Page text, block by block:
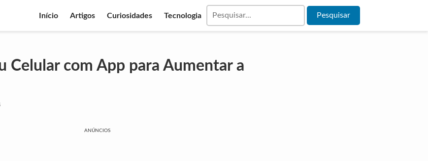
Início Artigos Curiosidades Tecnologia
Celular com App para Aumentar a
ANÚNCIOS